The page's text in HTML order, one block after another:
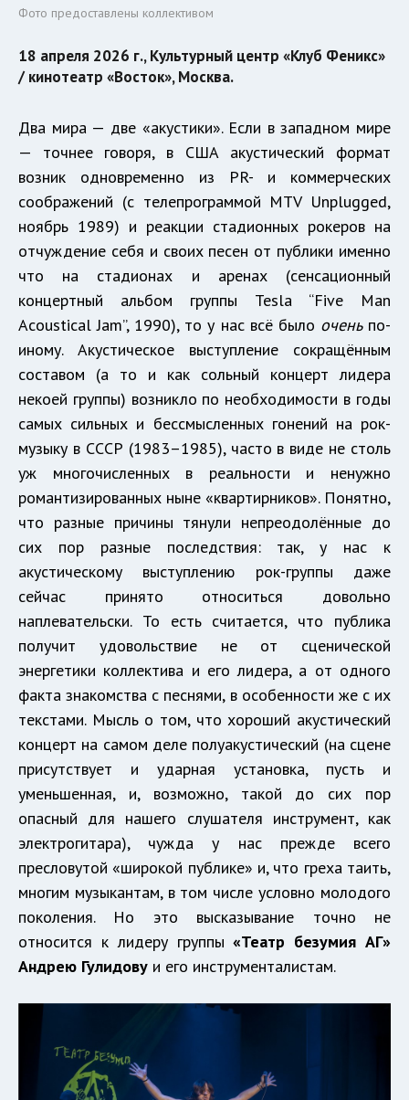
Фото предоставлены коллективом
18 апреля 2026 г., Культурный центр «Клуб Феникс»
/ кинотеатр «Восток», Москва.
Два мира — две «акустики». Если в западном мире
— точнее говоря, в США акустический формат
возник одновременно из PR- и коммерческих
соображений (с телепрограммой MTV Unplugged,
ноябрь 1989) и реакции стадионных рокеров на
отчуждение себя и своих песен от публики именно
что на стадионах и аренах (сенсационный
концертный альбом группы Tesla “Five Man
Acoustical Jam”, 1990), то у нас всё было оченьпо-
иному. Акустическое выступление сокращённым
составом (а то и как сольный концерт лидера
некоей группы) возникло по необходимости в годы
самых сильных и бессмысленных гонений на рок-
музыку в СССР (1983–1985), часто в виде не столь
уж многочисленных в реальности и ненужно
романтизированных ныне «квартирников». Понятно,
что разные причины тянули непреодолённые до
сих пор разные последствия: так, у нас к
акустическому выступлению рок-группы даже
сейчас принято относиться довольно
наплевательски. То есть считается, что публика
получит удовольствие не от сценической
энергетики коллектива и его лидера, а от одного
факта знакомства с песнями, в особенности же с их
текстами. Мысль о том, что хороший акустический
концерт на самом деле полуакустический (на сцене
присутствует и ударная установка, пусть и
уменьшенная, и, возможно, такой до сих пор
опасный для нашего слушателя инструмент, как
электрогитара), чужда у нас прежде всего
пресловутой «широкой публике» и, что греха таить,
многим музыкантам, в том числе условно молодого
поколения. Но это высказывание точно не
относится к лидеру группы«Театр безумия АГ»
Андрею Гулидову и его инструменталистам.